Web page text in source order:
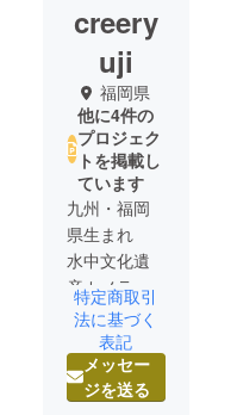
creery
uji
福岡県
他に4件の
プロジェク
トを掲載し
ています
九州・福岡
県生まれ
水中文化遺
産カメラマ
ンとして活
躍させてい
ただいてい
ます。
特定商取引
法に基づく
表記
メッセー
ジを送る